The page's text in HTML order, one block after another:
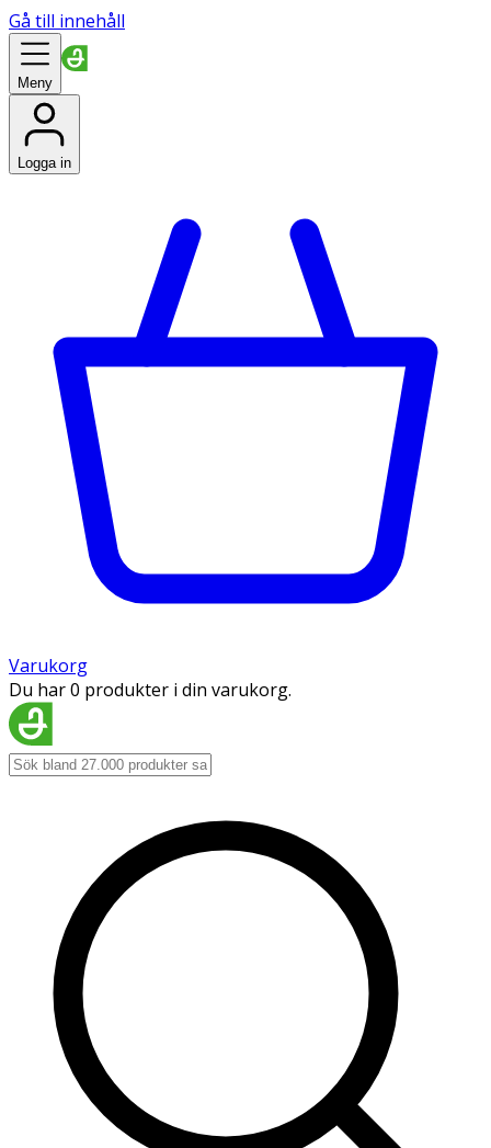
Gå till innehåll
Meny
Logga in
Varukorg
Du har 0 produkter i din varukorg.